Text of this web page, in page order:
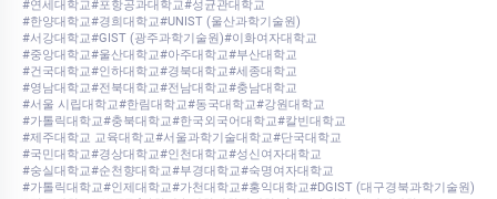
#연세대학교#포항공과대학교#성균관대학교
#한양대학교#경희대학교#UNIST (울산과학기술원)
#서강대학교#GIST (광주과학기술원)#이화여자대학교
#중앙대학교#울산대학교#아주대학교#부산대학교
#건국대학교#인하대학교#경북대학교#세종대학교
#영남대학교#전북대학교#전남대학교#충남대학교
#서울 시립대학교#한림대학교#동국대학교#강원대학교
#가톨릭대학교#충북대학교#한국외국어대학교#칼빈대학교
#제주대학교 교육대학교#서울과학기술대학교#단국대학교
#국민대학교#경상대학교#인천대학교#성신여자대학교
#숭실대학교#순천향대학교#부경대학교#숙명여자대학교
#가톨릭대학교#인제대학교#가천대학교#홍익대학교#DGIST (대구경북과학기술원)